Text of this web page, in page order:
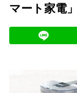
マート家電